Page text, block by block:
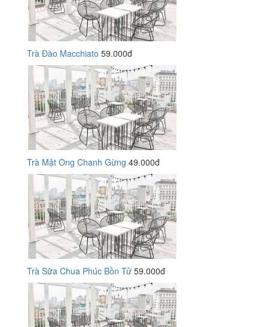
Trà Đào Macchiato 59.000đ
Trà Mật Ong Chanh Gừng 49.000đ
Trà Sữa Chua Phúc Bồn Tử 59.000đ